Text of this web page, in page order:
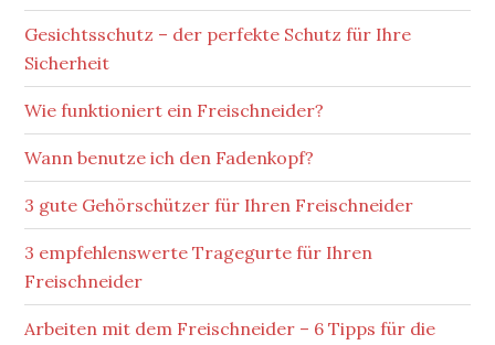
Gesichtsschutz – der perfekte Schutz für Ihre
Sicherheit
Wie funktioniert ein Freischneider?
Wann benutze ich den Fadenkopf?
3 gute Gehörschützer für Ihren Freischneider
3 empfehlenswerte Tragegurte für Ihren
Freischneider
Arbeiten mit dem Freischneider – 6 Tipps für die